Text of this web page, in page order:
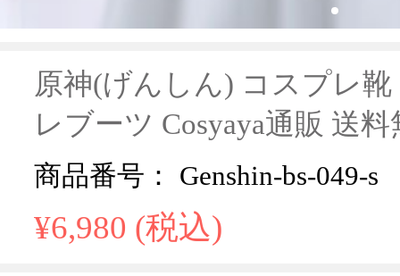
原神(げんしん) コスプレ
レブーツ Cosyaya通販 送料
商品番号： Genshin-bs-049-s
¥6,980 (税込)